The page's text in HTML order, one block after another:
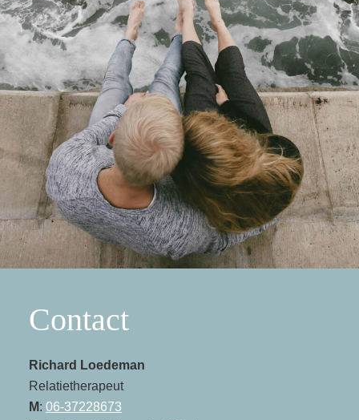
Contact
Richard Loedeman
Relatietherapeut
M: 06-37228673